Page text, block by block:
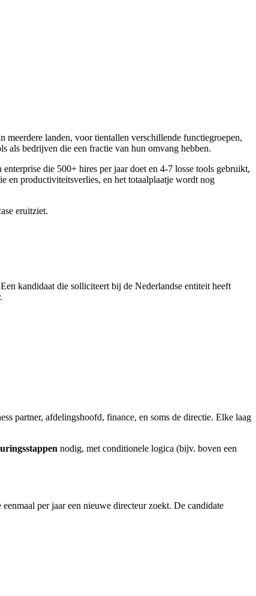
landen, voor tientallen verschillende functiegroepen,
als bedrijven die een fractie van hun omvang hebben.
enterprise die 500+ hires per jaar doet en 4-7 losse tools gebruikt,
en productiviteitsverlies, en het totaalplaatje wordt nog
eruitziet.
kandidaat die solliciteert bij de Nederlandse entiteit heeft
partner, afdelingshoofd, finance, en soms de directie. Elke laag
nodig, met conditionele logica (bijv. boven een
per jaar een nieuwe directeur zoekt. De candidate